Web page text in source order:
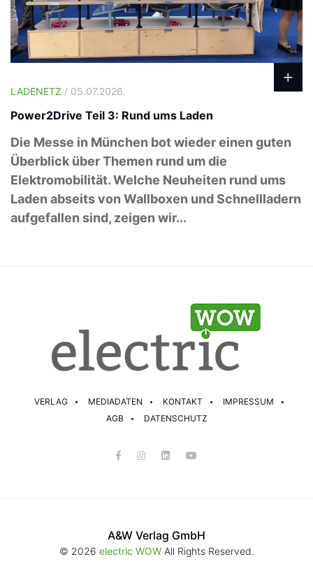
LADENETZ / 05.07.2026.
Power2Drive Teil 3: Rund ums Laden
Die Messe in München bot wieder einen guten
Überblick über Themen rund um die
Elektromobilität. Welche Neuheiten rund ums
Laden abseits von Wallboxen und Schnellladern
aufgefallen sind, zeigen wir...
VERLAG MEDIADATEN KONTAKT
IMPRESSUM
AGB
DATENSCHUTZ
A&W Verlag GmbH
© 2026 electric WOWAll Rights Reserved.